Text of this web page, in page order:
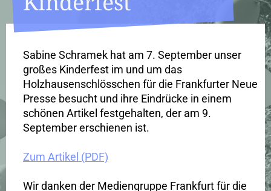
Sabine Schramek hat am 7. September unser
großes Kinderfest im und um das
Holzhausenschlösschen für die Frankfurter Neue
Presse besucht und ihre Eindrücke in einem
schönen Artikel festgehalten, der am 9.
September erschienen ist.
Zum Artikel (PDF)
Wir danken der Mediengruppe Frankfurt für die